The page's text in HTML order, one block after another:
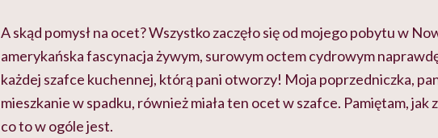
A skąd pomysł na ocet? Wszystko zaczęło się od mojego pobytu w
amerykańska fascynacja żywym, surowym octem cydrowym
każdej szafce kuchennej, którą pani otworzy! Moja poprzedniczka,
mieszkanie w spadku, również miała ten ocet w szafce. Pamiętam, jak
co to w ogóle jest.